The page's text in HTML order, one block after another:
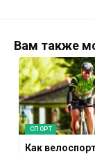
Вам также
СПОРТ
Как